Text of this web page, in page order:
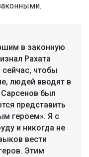
в законную
Рахата
чтобы
людей вводят в
был
представить
героем». Я с
и никогда не
вести
Этим